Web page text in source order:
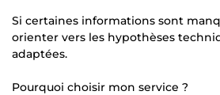
Si certaines informations sont
orienter vers les hypothèses
adaptées.
Pourquoi choisir mon service ?